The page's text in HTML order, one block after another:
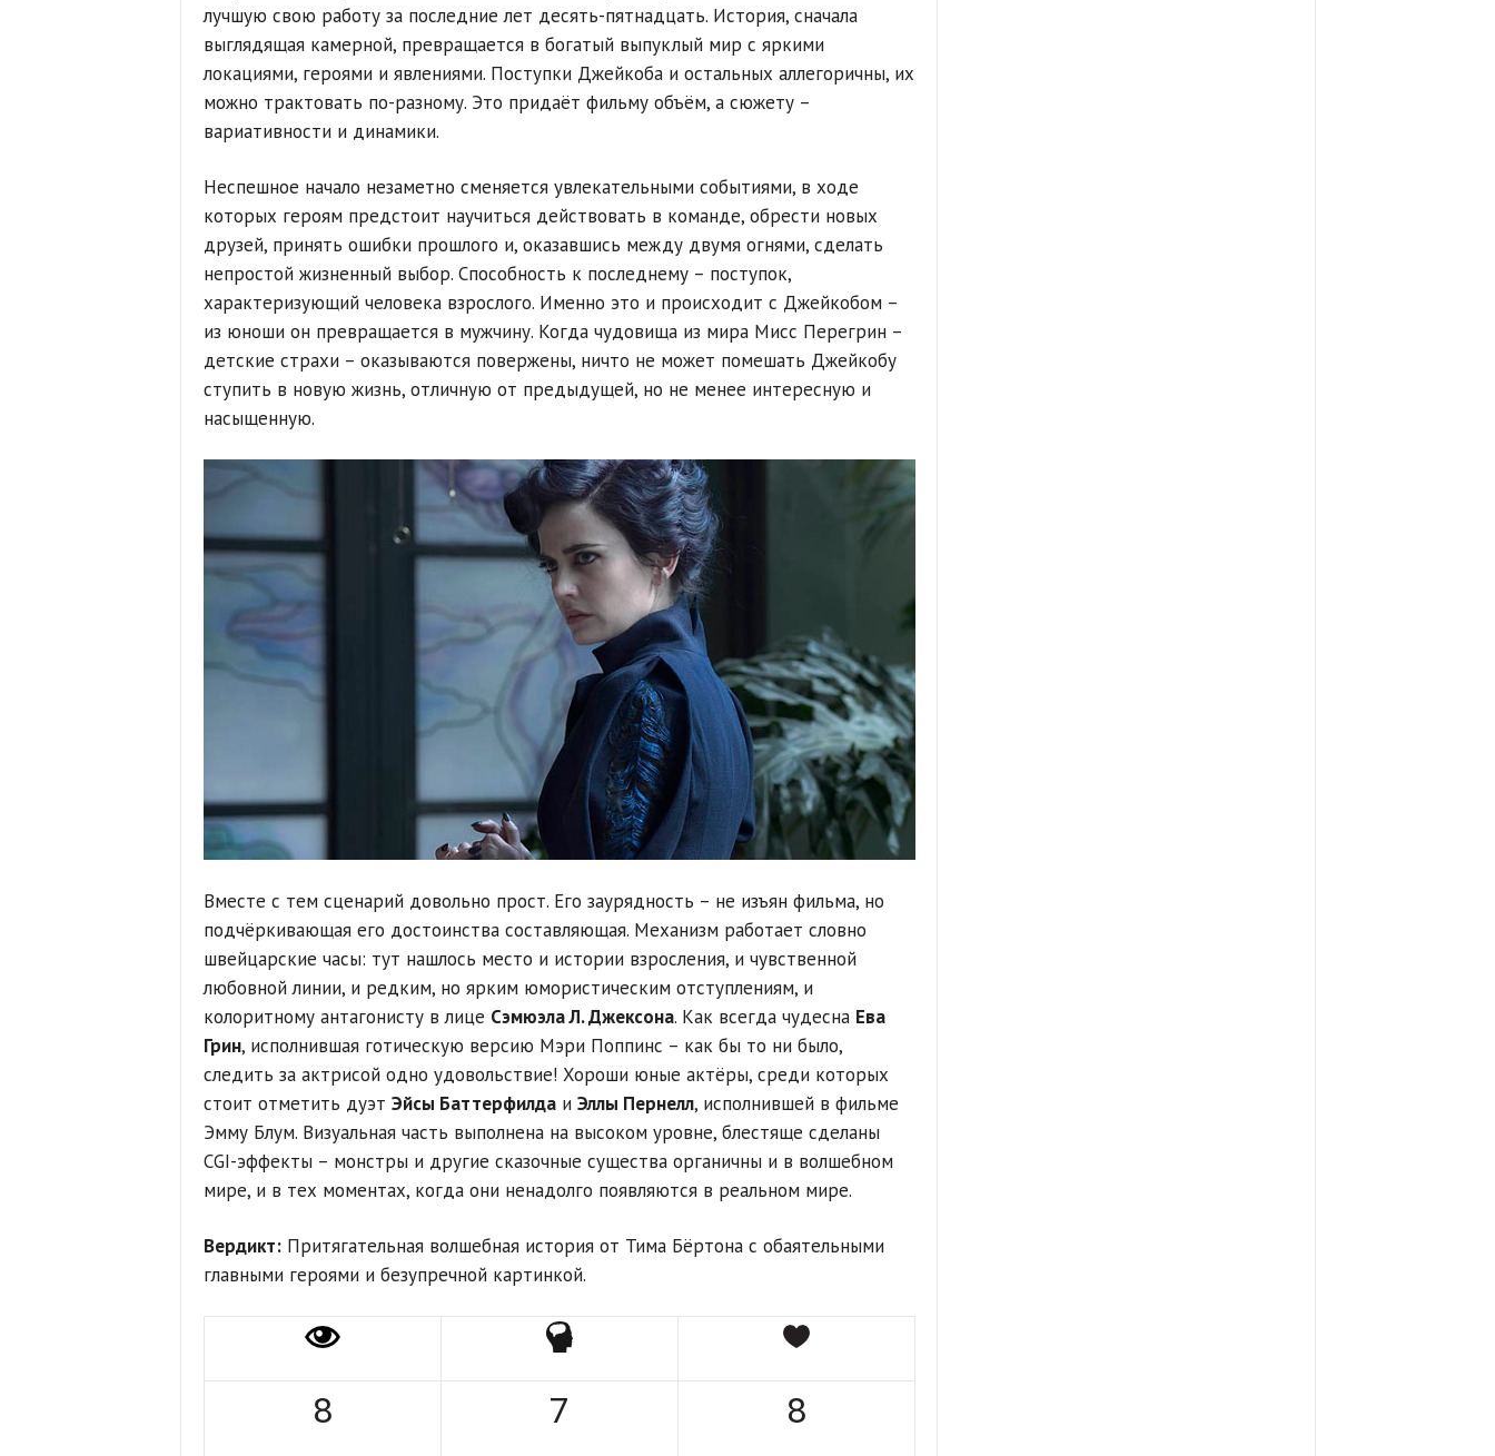
лучшую свою работу за последние лет десять-пятнадцать. История, сначала
выглядящая камерной, превращается в богатый выпуклый мир с яркими
локациями, героями и явлениями. Поступки Джейкоба и остальных аллегоричны, их
можно трактовать по-разному. Это придаёт фильму объём, а сюжету –
вариативности и динамики.
Неспешное начало незаметно сменяется увлекательными событиями, в ходе
которых героям предстоит научиться действовать в команде, обрести новых
друзей, принять ошибки прошлого и, оказавшись между двумя огнями, сделать
непростой жизненный выбор. Способность к последнему – поступок,
характеризующий человека взрослого. Именно это и происходит с Джейкобом –
из юноши он превращается в мужчину. Когда чудовища из мира Мисс Перегрин –
детские страхи – оказываются повержены, ничто не может помешать Джейкобу
ступить в новую жизнь, отличную от предыдущей, но не менее интересную и
насыщенную.
Вместе с тем сценарий довольно прост. Его заурядность – не изъян фильма, но
подчёркивающая его достоинства составляющая. Механизм работает словно
швейцарские часы: тут нашлось место и истории взросления, и чувственной
любовной линии, и редким, но ярким юмористическим отступлениям, и
колоритному антагонисту в лице Сэмюэла Л. Джексона. Как всегда чудесна Ева
Грин, исполнившая готическую версию Мэри Поппинс – как бы то ни было,
следить за актрисой одно удовольствие! Хороши юные актёры, среди которых
стоит отметить дуэт Эйсы Баттерфилдаи Эллы Пернелл, исполнившей в фильме
Эмму Блум. Визуальная часть выполнена на высоком уровне, блестяще сделаны
CGI-эффекты – монстры и другие сказочные существа органичны и в волшебном
мире, и в тех моментах, когда они ненадолго появляются в реальном мире.
Вердикт:Притягательная волшебная история от Тима Бёртона с обаятельными
главными героями и безупречной картинкой.
8 7 8